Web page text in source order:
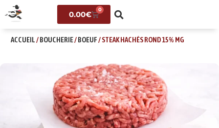
0.00€
0
ACCUEIL/BOUCHERIE/BOEUF/ STEAK HACHÉS ROND 15% MG